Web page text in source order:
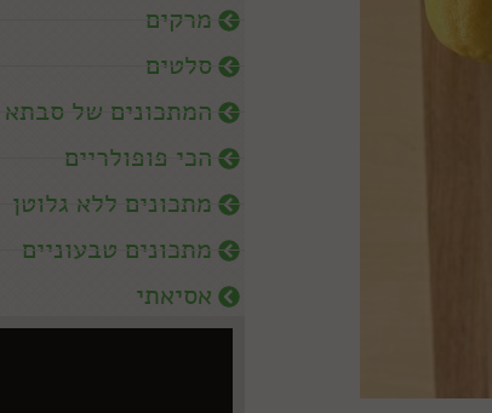
מרקים
סלטים
המתכונים של סבתא
הכי פופולריים
מתכונים ללא גלוטן
מתכונים טבעוניים
אסיאתי